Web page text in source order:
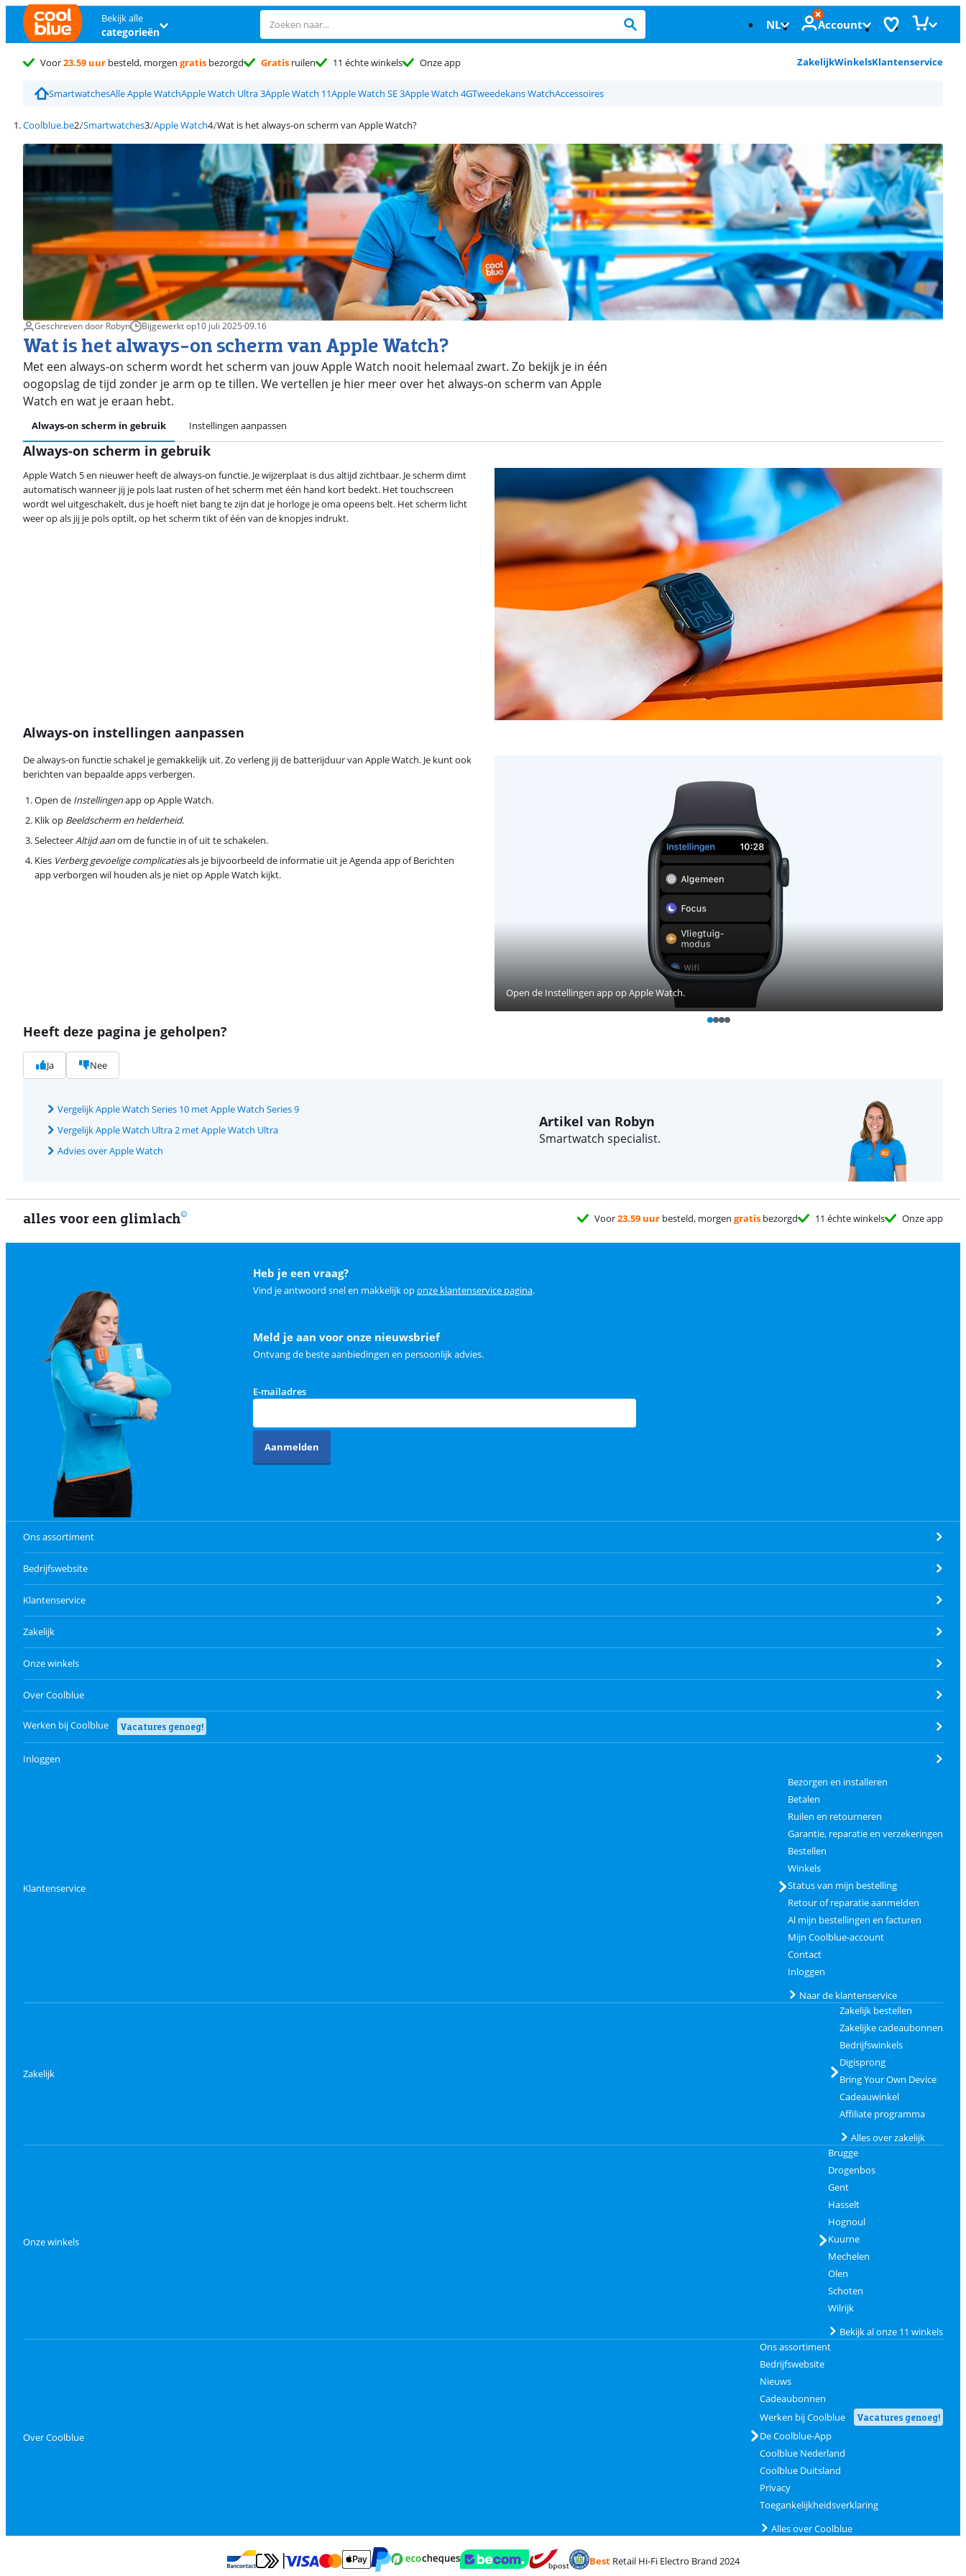
Bekijk alle
categorieën NL Account
Voor23.59 uur besteld, morgen gratis bezorgd Gratis ruilen 11 échte winkels Onze app ZakelijkWinkelsKlantenservice
SmartwatchesAlle Apple WatchApple Watch Ultra 3Apple Watch 11Apple Watch SE 3Apple Watch 4GTweedekans WatchAccessoires
Coolblue.be Smartwatches Apple Watch Wat is het always-on scherm van Apple Watch?
Geschreven door Robyn Bijgewerkt op10 juli 2025·09.16
Wat is het always-on scherm van Apple Watch?
Met een always-on scherm wordt het scherm van jouw Apple Watch nooit helemaal zwart. Zo bekijk je in één
oogopslag de tijd zonder je arm op te tillen. We vertellen je hier meer over het always-on scherm van Apple
Watch en wat je eraan hebt.
Always-on scherm in gebruik Instellingen aanpassen
Always-on scherm in gebruik
Apple Watch 5 en nieuwer heeft de always-on functie. Je wijzerplaat is dus altijd zichtbaar. Je scherm dimt
automatisch wanneer jij je pols laat rusten of het scherm met één hand kort bedekt. Het touchscreen
wordt wel uitgeschakelt, dus je hoeft niet bang te zijn dat je horloge je oma opeens belt. Het scherm licht
weer op als jij je pols optilt, op het scherm tikt of één van de knopjes indrukt.
Always-on instellingen aanpassen
De always-on functie schakel je gemakkelijk uit. Zo verleng jij de batterijduur van Apple Watch. Je kunt ook
berichten van bepaalde apps verbergen.
Open de Instellingenapp op Apple Watch.
Klik op Beeldscherm en helderheid.
SelecteerAltijd aanom de functie in of uit te schakelen.
Kies Verberg gevoelige complicatiesals je bijvoorbeeld de informatie uit je Agenda app of Berichten
app verborgen wil houden als je niet op Apple Watch kijkt.
Open de Instellingen app op Apple Watch.
Heeft deze pagina je geholpen?
Ja Nee
Vergelijk Apple Watch Series 10 met Apple Watch Series 9
Vergelijk Apple Watch Ultra 2 met Apple Watch Ultra
Advies over Apple Watch
Artikel van Robyn
Smartwatch specialist.
alles voor een glimlach Voor23.59 uur besteld, morgen gratis bezorgd 11 échte winkels Onze app
Heb je een vraag?
Vind je antwoord snel en makkelijk oponze klantenservice pagina.
Meld je aan voor onze nieuwsbrief
Ontvang de beste aanbiedingen en persoonlijk advies.
E-mailadres
Aanmelden
Ons assortiment
Bedrijfswebsite
Klantenservice
Zakelijk
Onze winkels
Over Coolblue
Werken bij Coolblue Vacatures genoeg!
Inloggen
Klantenservice
Bezorgen en installeren
Betalen
Ruilen en retourneren
Garantie, reparatie en verzekeringen
Bestellen
Winkels
Status van mijn bestelling
Retour of reparatie aanmelden
Al mijn bestellingen en facturen
Mijn Coolblue-account
Contact
Inloggen
Naar de klantenservice
Zakelijk
Zakelijk bestellen
Zakelijke cadeaubonnen
Bedrijfswinkels
Digisprong
Bring Your Own Device
Cadeauwinkel
Affiliate programma
Alles over zakelijk
Onze winkels
Brugge
Drogenbos
Gent
Hasselt
Hognoul
Kuurne
Mechelen
Olen
Schoten
Wilrijk
Bekijk al onze 11 winkels
Over Coolblue
Ons assortiment
Bedrijfswebsite
Nieuws
Cadeaubonnen
Werken bij Coolblue
Vacatures genoeg!
De Coolblue-App
Coolblue Nederland
Coolblue Duitsland
Privacy
Toegankelijkheidsverklaring
Alles over Coolblue
BestRetail Hi-Fi Electro Brand 2024